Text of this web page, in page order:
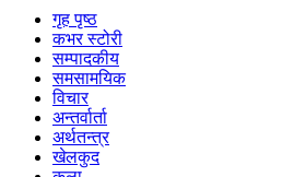
गृह पृष्ठ
कभर स्टोरी
सम्पादकीय
समसामयिक
विचार
अन्तर्वार्ता
अर्थतन्त्र
खेलकुद